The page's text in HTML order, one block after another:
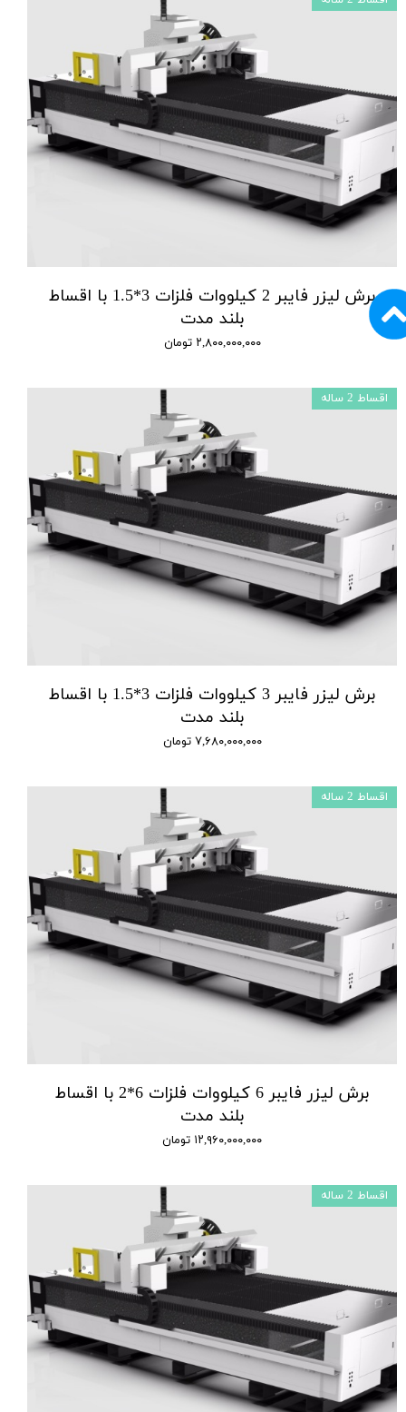
برش لیزر فایبر 2 کیلووات فلزات 3*1.5 با اقساط
بلند مدت
۲,۸۰۰,۰۰۰,۰۰۰ تومان
برش لیزر فایبر 3 کیلووات فلزات 3*1.5 با اقساط
بلند مدت
۷,۶۸۰,۰۰۰,۰۰۰ تومان
اقساط 2 ساله
برش لیزر فایبر 6 کیلووات فلزات 6*2 با اقساط
بلند مدت
۱۲,۹۶۰,۰۰۰,۰۰۰ تومان
اقساط 2 ساله
اقساط 2 ساله